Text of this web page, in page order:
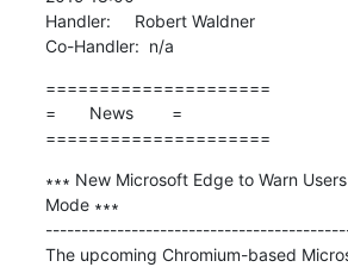
Handler:     Robert Waldner
Co-Handler:  n/a
=====================
=       News        =
=====================
∗∗∗ New Microsoft Edge to Warn
Mode ∗∗∗
The upcoming Chromium-based